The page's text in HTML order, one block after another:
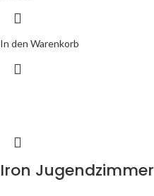
In den Warenkorb
Iron Jugendzimmer